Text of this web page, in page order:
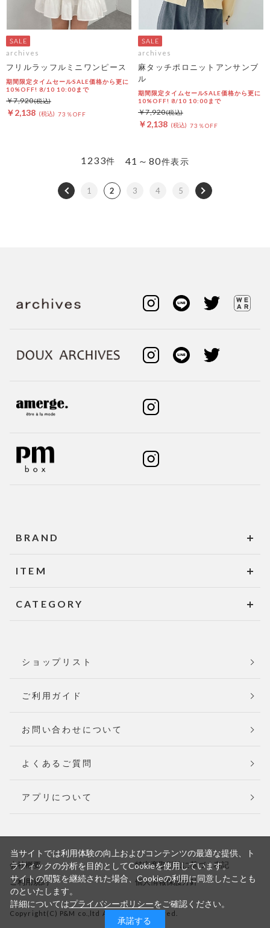
archives
フリルラッフルミニワンピース
期間限定タイムセールSALE価格から更に
10%OFF! 8/10 10:00まで
￥2,138 73％OFF
￥7,920
archives
麻タッチポロニットアンサンブ
ル
期間限定タイムセールSALE価格から更に
10%OFF! 8/10 10:00まで
￥2,138 73％OFF
￥7,920
41～80件表示
1233件
1 2 3 4 5
BRAND
ITEM
CATEGORY
ショップリスト
ご利用ガイド
お問い合わせについて
よくあるご質問
アプリについて
会社概要
特定商取引法に基づく表記
ご利用規約
個人情報保護方針
Copyright(C) P&M co.,ltd All Rights Reserved.
当サイトでは利用体験の向上およびコンテンツの最適な提供、ト
ラフィックの分析を目的としてCookieを使用しています。
サイトの閲覧を継続された場合、Cookieの利用に同意したことも
のといたします。
詳細についてはプライバシーポリシーをご確認ください。
承諾する